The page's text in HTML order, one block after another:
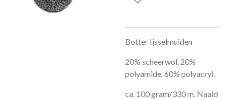
Botter Ijsselmuiden
20% scheerwol. 20%
polyamide. 60% polyacryl.
ca. 100 gram/330 m. Naald